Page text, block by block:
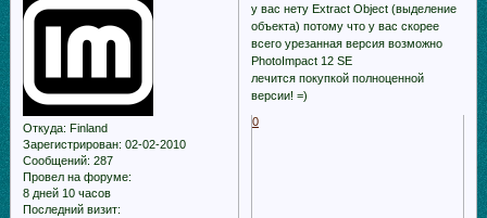
Откуда: Finland
Зарегистрирован: 02-02-2010
Сообщений: 287
Провел на форуме:
8 дней 10 часов
Последний визит:
у вас нету Extract Object (выделение
объекта) потому что у вас скорее
всего урезанная версия возможно
PhotoImpact 12 SE
лечится покупкой полноценной
версии! =)
0